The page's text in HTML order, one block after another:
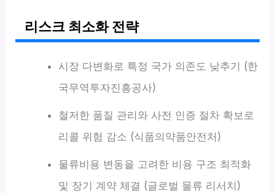
리스크 최소화 전략
시장 다변화로 특정 국가 의존도 낮추기 (한
국무역투자진흥공사)
철저한 품질 관리와 사전 인증 절차 확보로
리콜 위험 감소 (식품의약품안전처)
물류비용 변동을 고려한 비용 구조 최적화
및 장기 계약 체결 (글로벌 물류 리서치)